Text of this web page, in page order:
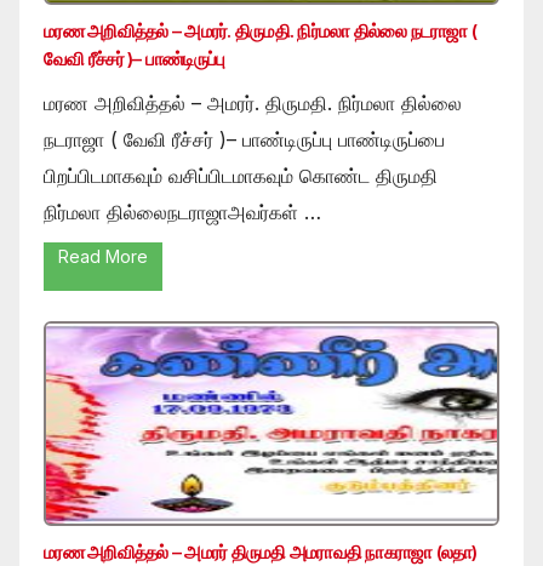
மரண அறிவித்தல் – அமரர். திருமதி. நிர்மலா தில்லை நடராஜா (
வேவி ரீச்சர் )– பாண்டிருப்பு
மரண அறிவித்தல் – அமரர். திருமதி. நிர்மலா தில்லை
நடராஜா ( வேவி ரீச்சர் )– பாண்டிருப்பு பாண்டிருப்பை
பிறப்பிடமாகவும் வசிப்பிடமாகவும் கொண்ட திருமதி
நிர்மலா தில்லைநடராஜாஅவர்கள் …
Read More
மரண அறிவித்தல் – அமரர் திருமதி அமராவதி நாகராஜா (லதா)